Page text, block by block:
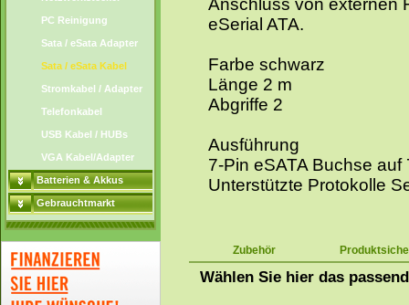
PC Reinigung
Sata / eSata Adapter
Sata / eSata Kabel
Stromkabel / Adapter
Telefonkabel
USB Kabel / HUBs
VGA Kabel/Adapter
Batterien & Akkus
Gebrauchtmarkt
Anschluss von externen
eSerial ATA.
Farbe schwarz
Länge 2 m
Abgriffe 2
Ausführung
7-Pin eSATA Buchse
Unterstützte Protokolle
Zubehör
Wählen Sie hier das